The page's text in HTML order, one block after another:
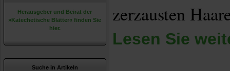
Herausgeber und Beirat der
»Katechetische Blätter« finden Sie
hier.
Suche in Artikeln
zerzausten
Lesen Sie